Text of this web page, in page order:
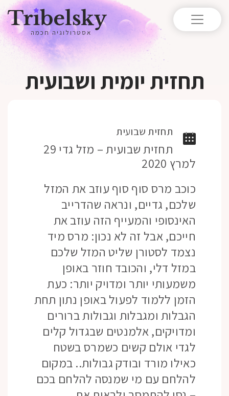
אסטרולוגיה חכמה
תחזית יומית ושבועית
תחזית שבועית
תחזית שבועית – מזל גדי 29
למרץ 2020
כוכב מרס סוף סוף עוזב את המזל
שלכם, גדיים, ונראה שהדרייב
האינסופי והמעייף הזה עוזב את
חייכם, אבל זה לא נכון: מרס מיד
נצמד לסטורן שליט המזל שלכם
במזל דלי, והכובד חוזר באופן
משמעותי יותר ומדויק יותר: כעת
הזמן ללמוד לפעול באופן נתון תחת
הגבלות ומגבלות וגבולות ברורים
ומדויקים, אלמנטים שבגדול קלים
לגדי אולם קשים כשמרס בשטח
כאילו מורד ובודק גבולות.. במקום
להלחם עם מי שמנסה להלחם בכם